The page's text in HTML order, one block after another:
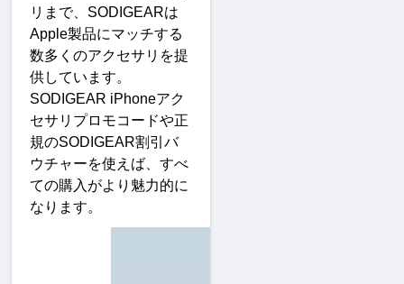
リまで、 SODIGEARは
Apple製品にマッチする
数多くのアクセサリを提
供しています。
SODIGEAR iPhoneアク
セサリプロモコードや正
規のSODIGEAR割引バ
ウチャーを使えば、すべ
ての購入がより魅力的に
なります。